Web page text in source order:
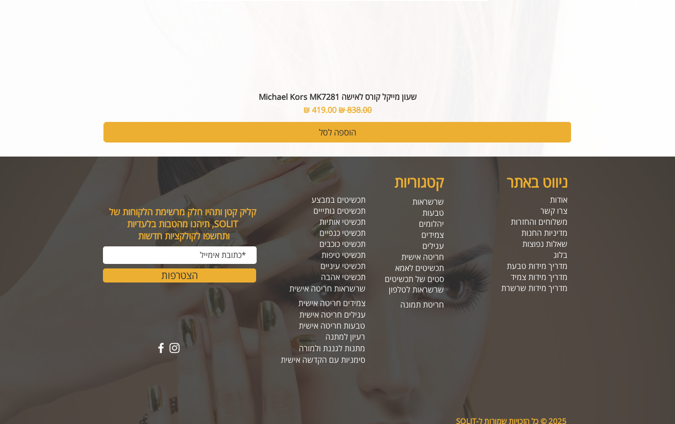
שעון מייקל קורס לאישה Michael Kors MK7281
מחיר רגיל מחיר מבצע
הוספה לסל
קטגוריות ניווט באתר
קליק קטן ותהיו חלק מרשימת הלקוחות של
SOLIT, תיהנו מהטבות בלעדיות
ותחשפו לקולקציות חדשות
הצטרפות
שרשראות
טבעות
יהלומים
צמידים
עגילים
חריטה אישית
תכשיטים לאמא
סטים של תכשיטים
תכשיטים במבצע
תכשיטים גותייים
תכשיטי אותיות
תכשיטי כנפיים
תכשיטי כוכבים
תכשיטי טיפות
תכשיטי עיניים
תכשיטי אהבה
שרשראות חריטה אישית
צמידים חריטה אישית
שרשראות לטלפון
אודות
צרו קשר
משלוחים והחזרות
מדיניות החנות
שאלות נפוצות
בלוג
מדריך מידות טבעת
מדריך מידות צמיד
מדריך מידות שרשרת
עגילים חריטה אישית
חריטת תמונה
טבעות חריטה אישית
רעיון למתנה
מתנות לגננת ולמורה
סימניות עם הקדשה אישית
2025 © כל הזכויות שמורות ל-SOLIT